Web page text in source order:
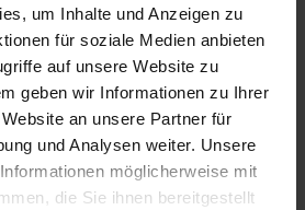
um Inhalte und Anzeigen zu
für soziale Medien anbieten
auf unsere Website zu
geben wir Informationen zu Ihrer
an unsere Partner für
und Analysen weiter. Unsere
möglicherweise mit
die Sie ihnen bereitgestellt
“ steht für einen hoch weißen
Alphazellulose.
stehen zur Auswahl und
Schrägschnitt eine klare